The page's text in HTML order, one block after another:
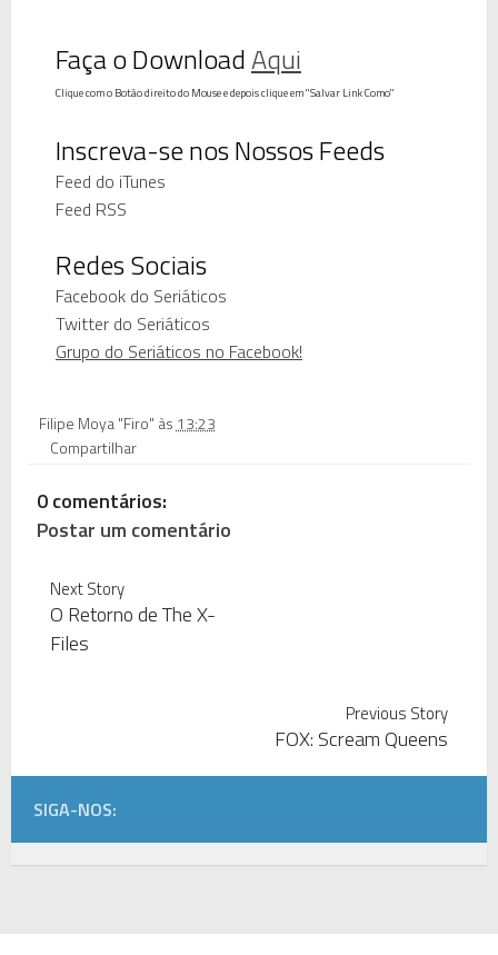
Faça o DownloadAqui
Clique com o Botão direito do Mouse e depois clique em "Salvar Link Como"
Inscreva-se nos Nossos Feeds
Feed do iTunes
Feed RSS
Redes Sociais
Facebook do Seriáticos
Twitter do Seriáticos
Grupo do Seriáticos no Facebook!
Filipe Moya "Firo" às 13:23
Compartilhar
0 comentários:
Postar um comentário
Next Story
O Retorno de The X-
Files
Previous Story
FOX: Scream Queens
SIGA-NOS: